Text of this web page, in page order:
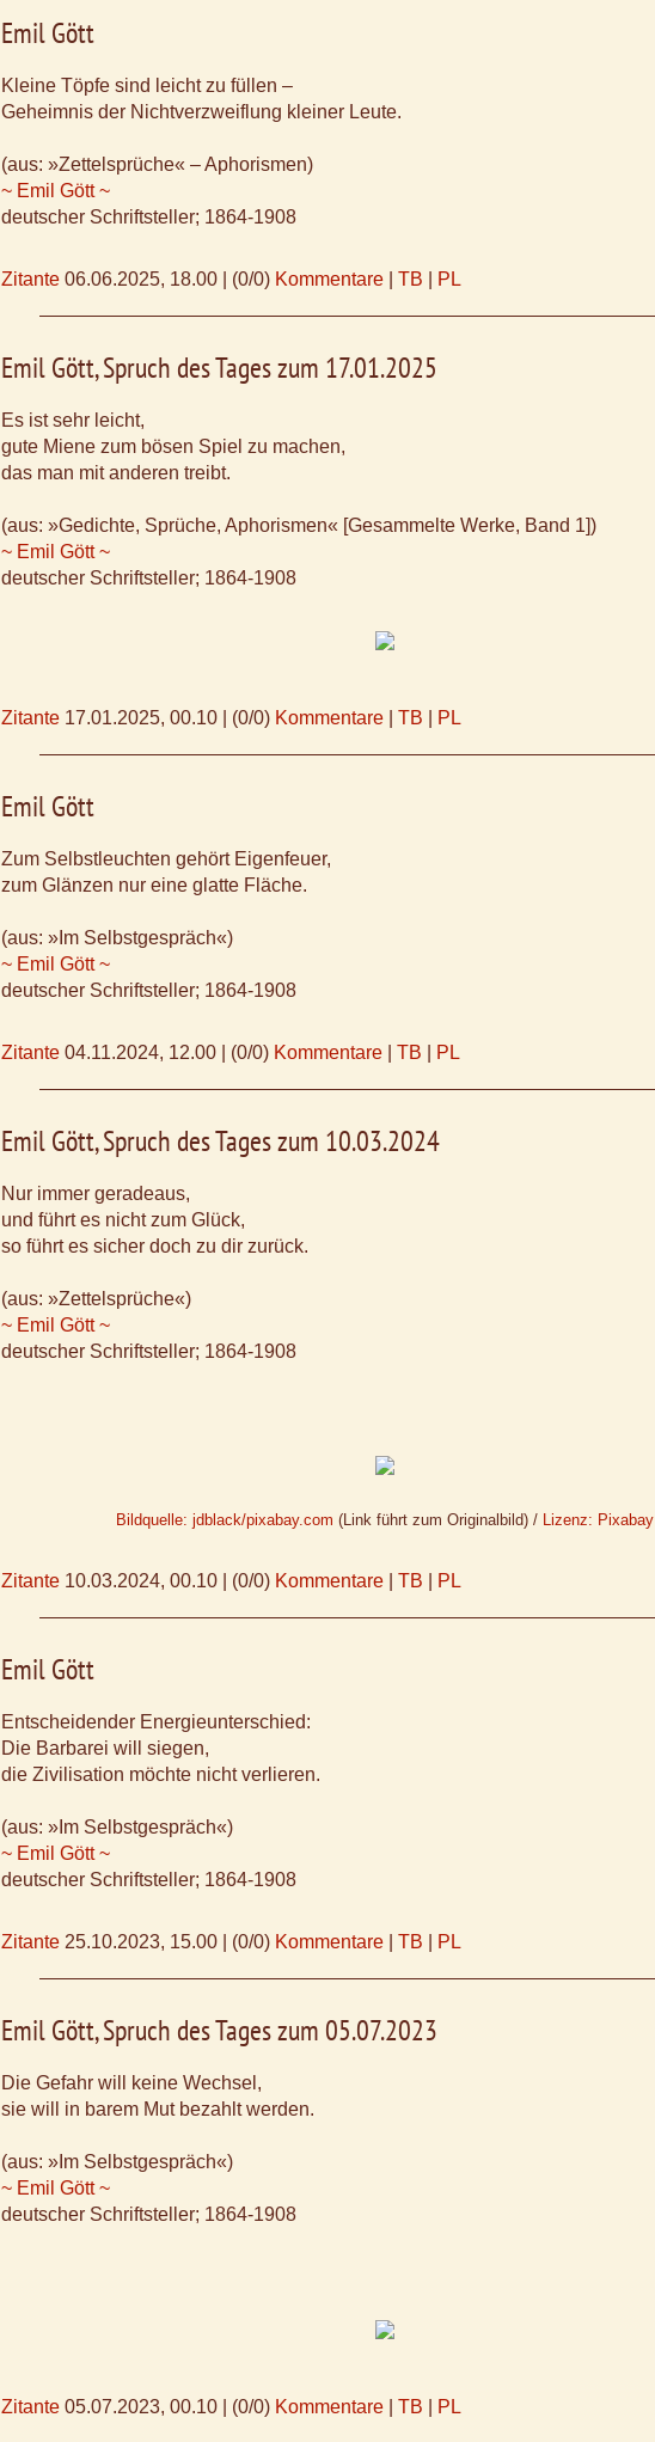
Emil Gött
Kleine Töpfe sind leicht zu füllen –
Geheimnis der Nichtverzweiflung kleiner Leute.
(aus: »Zettelsprüche« – Aphorismen)
~ Emil Gött ~
deutscher Schriftsteller; 1864-1908
Zitante 06.06.2025, 18.00 (0/0) Kommentare TB PL
Emil Gött, Spruch des Tages zum 17.01.2025
Es ist sehr leicht,
gute Miene zum bösen Spiel zu machen,
das man mit anderen treibt.
(aus: »Gedichte, Sprüche, Aphorismen« [Gesammelte Werke, Band 1])
~ Emil Gött ~
deutscher Schriftsteller; 1864-1908
Zitante 17.01.2025, 00.10 (0/0) Kommentare TB PL
Emil Gött
Zum Selbstleuchten gehört Eigenfeuer,
zum Glänzen nur eine glatte Fläche.
(aus: »Im Selbstgespräch«)
~ Emil Gött ~
deutscher Schriftsteller; 1864-1908
Zitante 04.11.2024, 12.00 (0/0) Kommentare TB PL
Emil Gött, Spruch des Tages zum 10.03.2024
Nur immer geradeaus,
und führt es nicht zum Glück,
so führt es sicher doch zu dir zurück.
(aus: »Zettelsprüche«)
~ Emil Gött ~
deutscher Schriftsteller; 1864-1908
Bildquelle: jdblack/pixabay.com (Link führt zum Originalbild) / Lizenz: Pixabay
Zitante 10.03.2024, 00.10 (0/0) Kommentare TB PL
Emil Gött
Entscheidender Energieunterschied:
Die Barbarei will siegen,
die Zivilisation möchte nicht verlieren.
(aus: »Im Selbstgespräch«)
~ Emil Gött ~
deutscher Schriftsteller; 1864-1908
Zitante 25.10.2023, 15.00 (0/0) Kommentare TB PL
Emil Gött, Spruch des Tages zum 05.07.2023
Die Gefahr will keine Wechsel,
sie will in barem Mut bezahlt werden.
(aus: »Im Selbstgespräch«)
~ Emil Gött ~
deutscher Schriftsteller; 1864-1908
Zitante 05.07.2023, 00.10 (0/0) Kommentare TB PL